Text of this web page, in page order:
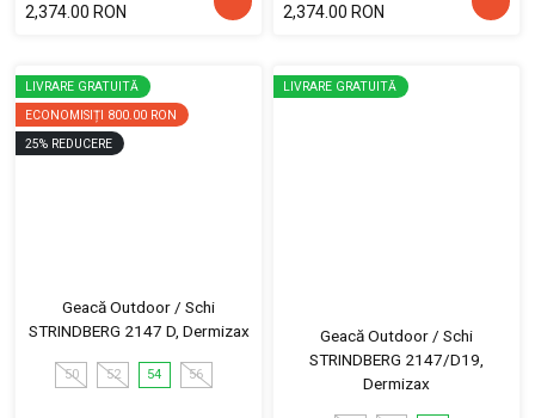
2,374.00 RON
2,374.00 RON
LIVRARE GRATUITĂ
ECONOMISIȚI 800.00 RON
25% REDUCERE
Geacă Outdoor / Schi
STRINDBERG 2147 D, Dermizax
50 52 54 56
LIVRARE GRATUITĂ
Geacă Outdoor / Schi
STRINDBERG 2147/D19,
Dermizax